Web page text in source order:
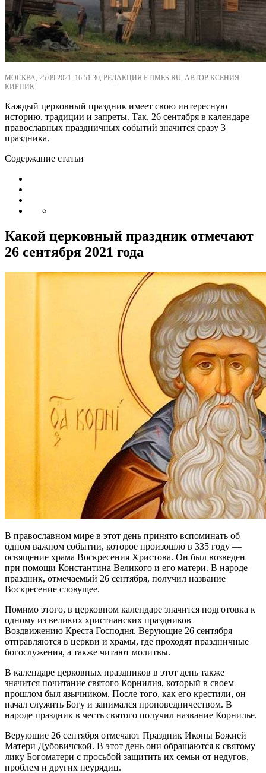
МОСКВА, 25.09.2021, 16:51:30, РЕДАКЦИЯ FTIMES.RU, АВТОР КСЕНИЯ
КИРПИК.
Каждый церковный праздник имеет свою интересную
историю, традиции и запреты. Так, 26 сентября в календаре
православных праздничных событий значится сразу 3
праздника.
Содержание статьи
Какой церковный праздник отмечают
26 сентября 2021 года
В православном мире в этот день принято вспоминать об
одном важном событии, которое произошло в 335 году —
освящение храма Воскресения Христова. Он был возведен
при помощи Константина Великого и его матери. В народе
праздник, отмечаемый 26 сентября, получил название
Воскресение словущее.
Помимо этого, в церковном календаре значится подготовка к
одному из великих христианских праздников —
Воздвижению Креста Господня. Верующие 26 сентября
отправляются в церкви и храмы, где проходят праздничные
богослужения, а также читают молитвы.
В календаре церковных праздников в этот день также
значится почитание святого Корнилия, который в своем
прошлом был язычником. После того, как его крестили, он
начал служить Богу и занимался проповедничеством. В
народе праздник в честь святого получил название Корнилье.
Верующие 26 сентября отмечают Праздник Иконы Божией
Матери Дубовичской. В этот день они обращаются к святому
лику Богоматери с просьбой защитить их семьи от недугов,
проблем и других неурядиц.